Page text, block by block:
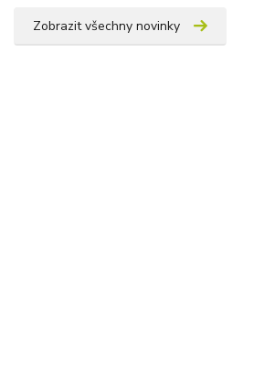
Zobrazit všechny novinky